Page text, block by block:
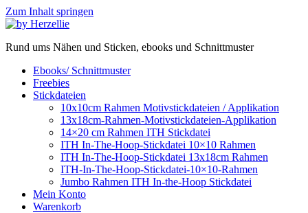
Zum Inhalt springen
Rund ums Nähen und Sticken, ebooks und Schnittmuster
Ebooks/ Schnittmuster
Freebies
Stickdateien
10x10cm Rahmen Motivstickdateien / Applikation
13x18cm-Rahmen-Motivstickdateien-Applikation
14×20 cm Rahmen ITH Stickdatei
ITH In-The-Hoop-Stickdatei 10×10 Rahmen
ITH In-The-Hoop-Stickdatei 13x18cm Rahmen
ITH-In-The-Hoop-Stickdatei-10×10-Rahmen
Jumbo Rahmen ITH In-the-Hoop Stickdatei
Mein Konto
Warenkorb